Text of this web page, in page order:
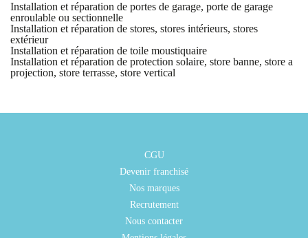
Installation et réparation de portes de garage, porte de garage
enroulable ou sectionnelle
Installation et réparation de stores, stores intérieurs, stores
extérieur
Installation et réparation de toile moustiquaire
Installation et réparation de protection solaire, store banne, store a
projection, store terrasse, store vertical
CGU
Devenir franchisé
Nos marques
Recrutement
Nous contacter